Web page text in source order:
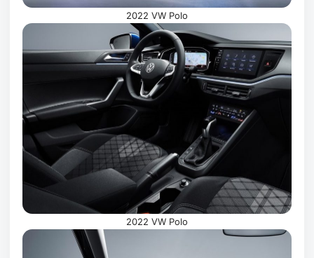
2022 VW Polo
2022 VW Polo